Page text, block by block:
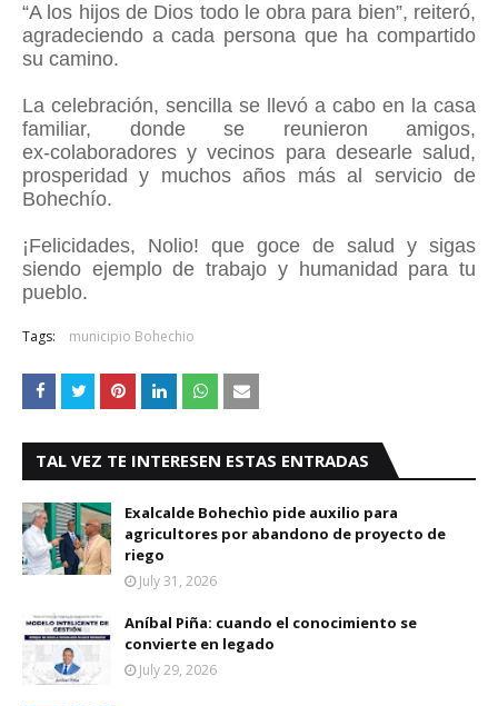
“A los hijos de Dios todo le obra para bien”, reiteró,
agradeciendo a cada persona que ha compartido
su camino.
La celebración, sencilla se llevó a cabo en la casa
familiar, donde se reunieron amigos,
ex‑colaboradores y vecinos para desearle salud,
prosperidad y muchos años más al servicio de
Bohechío.
¡Felicidades, Nolio! que goce de salud y sigas
siendo ejemplo de trabajo y humanidad para tu
pueblo.
Tags: municipio Bohechio
TAL VEZ TE INTERESEN ESTAS ENTRADAS
Exalcalde Bohechìo pide auxilio para
agricultores por abandono de proyecto de
riego
July 31, 2026
Aníbal Piña: cuando el conocimiento se
convierte en legado
July 29, 2026